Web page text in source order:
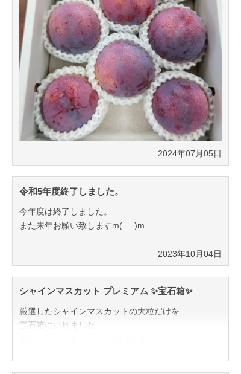
2024年07月05日
令和5年度終了しました。
今年度は終了しました。
また来年お願い致しますm(_ _)m
2023年10月04日
シャインマスカット プレミアム ✨宝石箱✨
厳選したシャインマスカットの大粒だけを
宝石箱にいれました。